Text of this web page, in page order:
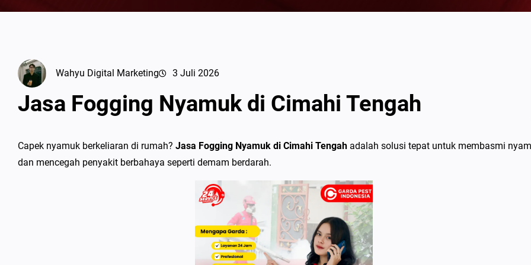
Wahyu Digital Marketing 3 Juli 2026
Jasa Fogging Nyamuk di Cimahi Tengah
Capek nyamuk berkeliaran di rumah? Jasa Fogging Nyamuk di Cimahi Tengah adalah solusi tepat untuk membasmi
dan mencegah penyakit berbahaya seperti demam berdarah.